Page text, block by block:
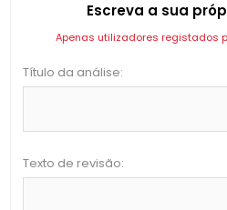
Escreva a sua
Apenas utilizadores registados
Título da análise:
Texto de revisão: